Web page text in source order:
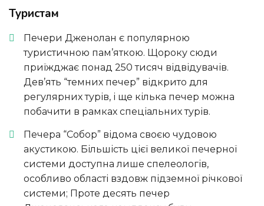
Туристам
Печери Дженолан є популярною
туристичною пам’яткою. Щороку сюди
приїжджає понад 250 тисяч відвідувачів.
Дев’ять “темних печер” відкрито для
регулярних турів, і ще кілька печер можна
побачити в рамках спеціальних турів.
Печера “Собор” відома своєю чудовою
акустикою. Більшість цієї великої печерної
системи доступна лише спелеологів,
особливо області вздовж підземної річкової
системи; Проте десять печер